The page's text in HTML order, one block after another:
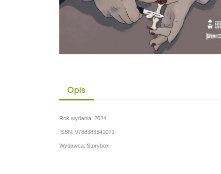
Opis
Rok wydania: 2024
ISBN: 9788383341071
Wydawca: Storybox